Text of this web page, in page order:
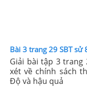
Bài 3 trang 29 SBT sử
Giải bài tập 3 trang
xét về chính sách
Độ và hậu quả